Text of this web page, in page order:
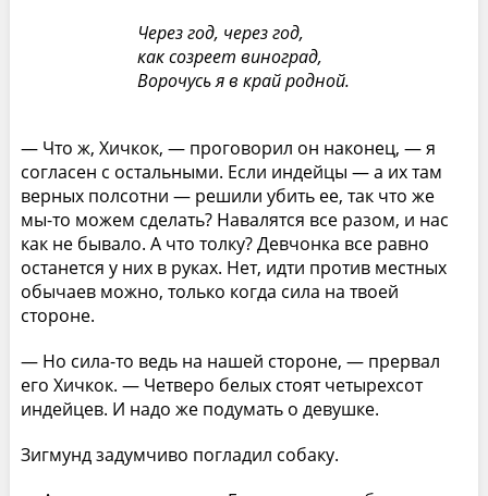
Через год, через год,
как созреет виноград,
Ворочусь я в край родной.
— Что ж, Хичкок, — проговорил он наконец, — я
согласен с остальными. Если индейцы — а их там
верных полсотни — решили убить ее, так что же
мы-то можем сделать? Навалятся все разом, и нас
как не бывало. А что толку? Девчонка все равно
останется у них в руках. Нет, идти против местных
обычаев можно, только когда сила на твоей
стороне.
— Но сила-то ведь на нашей стороне, — прервал
его Хичкок. — Четверо белых стоят четырехсот
индейцев. И надо же подумать о девушке.
Зигмунд задумчиво погладил собаку.